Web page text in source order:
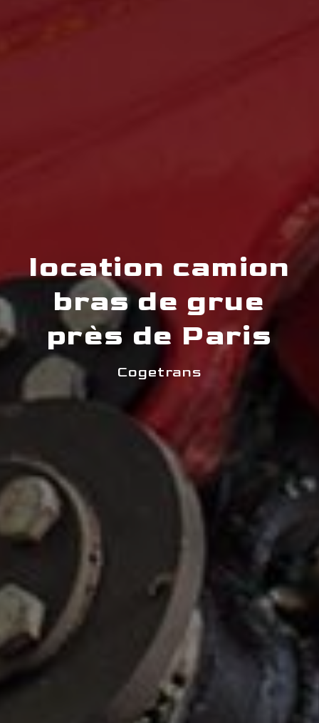
location camion
bras de grue
près de Paris
Cogetrans